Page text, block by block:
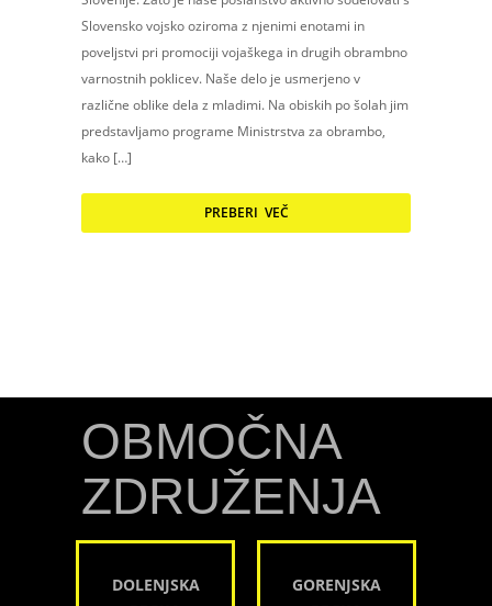
Slovensko vojsko oziroma z njenimi enotami in
poveljstvi pri promociji vojaškega in drugih obrambno
varnostnih poklicev. Naše delo je usmerjeno v
različne oblike dela z mladimi. Na obiskih po šolah jim
predstavljamo programe Ministrstva za obrambo,
kako […]
PREBERI VEČ
OBMOČNA
ZDRUŽENJA
DOLENJSKA
GORENJSKA